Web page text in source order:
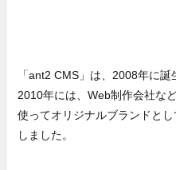
「ant2 CMS」は、2008年に誕
2010年には、Web制作会社な
使ってオリジナルブランドと
しました。